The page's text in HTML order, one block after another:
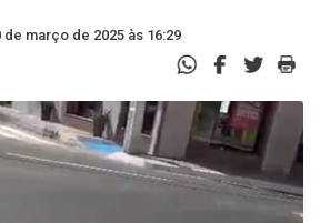
de março de 2025 às 16:29